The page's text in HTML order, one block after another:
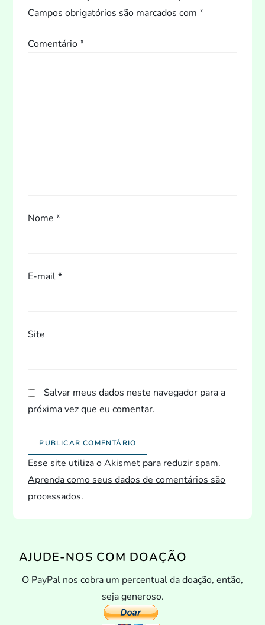
Campos obrigatórios são marcados com*
Comentário*
Nome*
E-mail*
Site
Salvar meus dados neste navegador para a
próxima vez que eu comentar.
Esse site utiliza o Akismet para reduzir spam.
Aprenda como seus dados de comentários são
processados.
AJUDE-NOS COM DOAÇÃO
O PayPal nos cobra um percentual da doação, então,
seja generoso.